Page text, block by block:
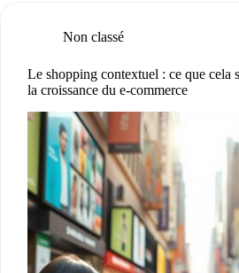
Non classé
Le shopping contextuel : ce que cela
la croissance du e-commerce